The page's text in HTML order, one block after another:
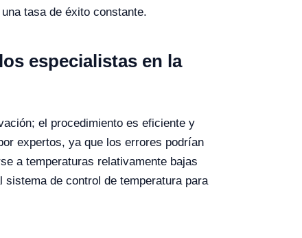
tasa de éxito constante.
especialistas en la
el procedimiento es eficiente y
expertos, ya que los errores podrían
a temperaturas relativamente bajas
de control de temperatura para